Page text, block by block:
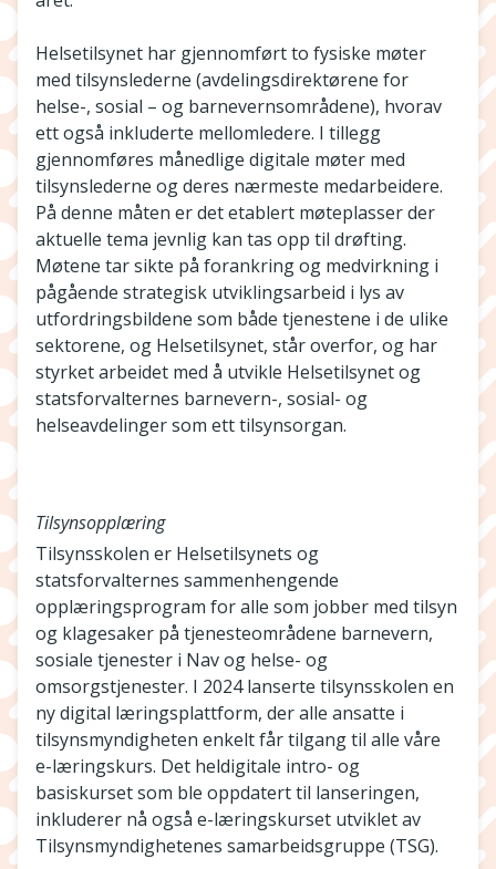
Helsetilsynet har gjennomført to fysiske møter
med tilsynslederne (avdelingsdirektørene for
helse-, sosial – og barnevernsområdene), hvorav
ett også inkluderte mellomledere. I tillegg
gjennomføres månedlige digitale møter med
tilsynslederne og deres nærmeste medarbeidere.
På denne måten er det etablert møteplasser der
aktuelle tema jevnlig kan tas opp til drøfting.
Møtene tar sikte på forankring og medvirkning i
pågående strategisk utviklingsarbeid i lys av
utfordringsbildene som både tjenestene i de ulike
sektorene, og Helsetilsynet, står overfor, og har
styrket arbeidet med å utvikle Helsetilsynet og
statsforvalternes barnevern-, sosial- og
helseavdelinger som ett tilsynsorgan.
Tilsynsopplæring
Tilsynsskolen er Helsetilsynets og
statsforvalternes sammenhengende
opplæringsprogram for alle som jobber med tilsyn
og klagesaker på tjenesteområdene barnevern,
sosiale tjenester i Nav og helse- og
omsorgstjenester. I 2024 lanserte tilsynsskolen en
ny digital læringsplattform, der alle ansatte i
tilsynsmyndigheten enkelt får tilgang til alle våre
e-læringskurs. Det heldigitale intro- og
basiskurset som ble oppdatert til lanseringen,
inkluderer nå også e-læringskurset utviklet av
Tilsynsmyndighetenes samarbeidsgruppe (TSG).